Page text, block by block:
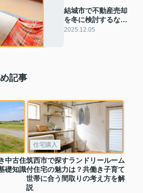
結城市で不動産売却
を冬に検討するな
ら？成約やタイミン
2025.12.05
記事
中古住
礎知識
住宅購入
筑西市で探すランドリールーム
付住宅の魅力は？共働き子育て
世帯に合う間取りの考え方を解
説